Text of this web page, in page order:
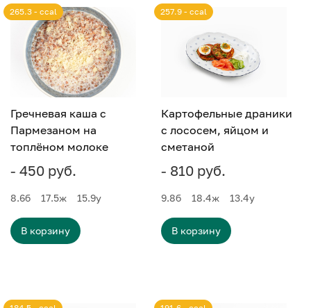
Гречневая каша с
Пармезаном на
топлёном молоке
- 450 руб.
265.3 - ccal
8.6б 17.5ж 15.9у
В корзину
Картофельные драники
с лососем, яйцом и
сметаной
- 810 руб.
257.9 - ccal
9.8б 18.4ж 13.4у
В корзину